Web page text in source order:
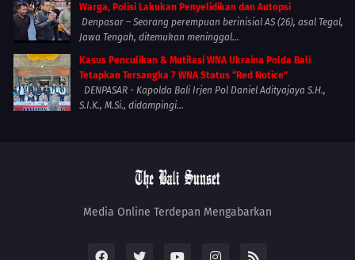
Warga, Polisi Lakukan Penyelidikan dan Autopsi
Denpasar – Seorang perempuan berinisial AS (26), asal Tegal,
Jawa Tengah, ditemukan meninggal...
Kasus Penculikan & Mutilasi WNA Ukraina Polda Bali
Tetapkan Tersangka 7 WNA Status “Red Notice”
DENPASAR - Kapolda Bali Irjen Pol Daniel Adityajaya S.H.,
S.I.K., M.Si., didampingi...
Media Online Terdepan Mengabarkan